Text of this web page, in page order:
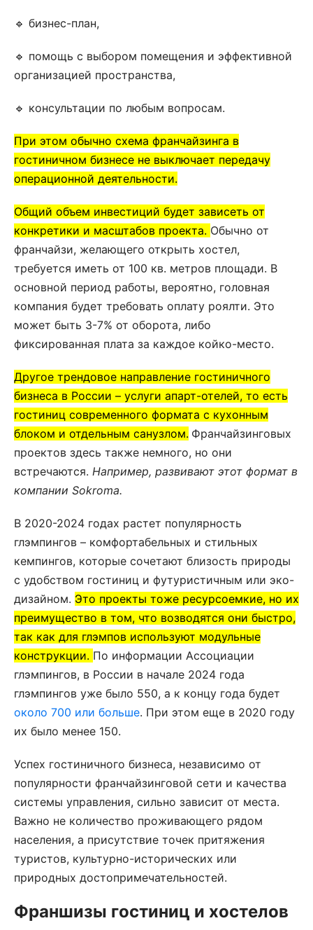
🔹 бизнес-план,
🔹 помощь с выбором помещения и эффективной
организацией пространства,
🔹 консультации по любым вопросам.
При этом обычно схема франчайзинга в
гостиничном бизнесе не выключает передачу
операционной деятельности.
Общий объем инвестиций будет зависеть от
конкретики и масштабов проекта. Обычно от
франчайзи, желающего открыть хостел,
требуется иметь от 100 кв. метров площади. В
основной период работы, вероятно, головная
компания будет требовать оплату роялти. Это
может быть 3-7% от оборота, либо
фиксированная плата за каждое койко-место.
Другое трендовое направление гостиничного
бизнеса в России – услуги апарт-отелей, то есть
гостиниц современного формата с кухонным
блоком и отдельным санузлом. Франчайзинговых
проектов здесь также немного, но они
встречаются. Например, развивают этот формат в
компании Sokroma.
В 2020-2024 годах растет популярность
глэмпингов – комфортабельных и стильных
кемпингов, которые сочетают близость природы
с удобством гостиниц и футуристичным или эко-
дизайном. Это проекты тоже ресурсоемкие, но их
преимущество в том, что возводятся они быстро,
так как для глэмпов используют модульные
конструкции. По информации Ассоциации
глэмпингов, в России в начале 2024 года
глэмпингов уже было 550, а к концу года будет
около 700 или больше. При этом еще в 2020 году
их было менее 150.
Успех гостиничного бизнеса, независимо от
популярности франчайзинговой сети и качества
системы управления, сильно зависит от места.
Важно не количество проживающего рядом
населения, а присутствие точек притяжения
туристов, культурно-исторических или
природных достопримечательностей.
Франшизы гостиниц и хостелов